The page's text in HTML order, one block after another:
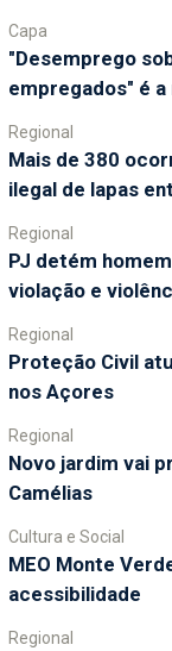
Capa
"Desemprego
empregados" é
Regional
Mais de 380
ilegal de lapas
Regional
PJ detém
violação e
Regional
Proteção Civil
nos Açores
Regional
Novo jardim vai
Camélias
Cultura e Social
MEO Monte
acessibilidade
Regional